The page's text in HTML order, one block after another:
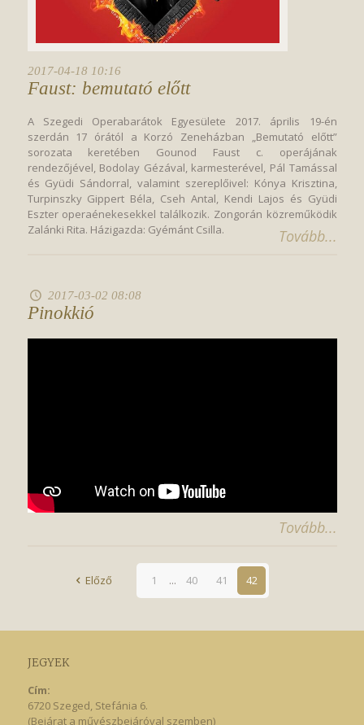
2017-04-18 10:16
Faust: bemutató előtt
A Szegedi Operabarátok Egyesülete 2017. április 19-én
szerdán 17 órától a Korzó Zeneházban „Bemutató előtt”
sorozata keretében Gounod Faust c. operájának
rendezőjével, Bodolay Gézával, karmesterével, Pál Tamással
és Gyüdi Sándorral, valamint szereplőivel: Kónya Krisztina,
Turpinszky Gippert Béla, Cseh Antal, Kendi Lajos és Gyüdi
Eszter operaénekesekkel találkozik. Zongorán közreműködik
Zalánki Rita. Házigazda: Gyémánt Csilla.
Tovább...
2017-03-02 08:08
Pinokkió
Tovább...
Előző 1 ... 40 41 42
JEGYEK
Cím:
6720 Szeged, Stefánia 6.
(Bejárat a művészbejáróval szemben)